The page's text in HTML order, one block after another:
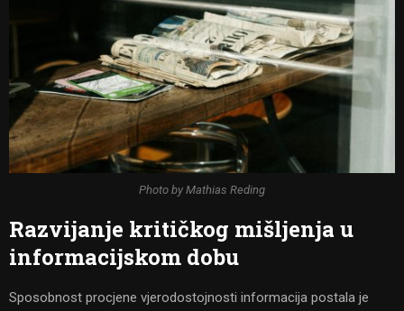
Photo by Mathias Reding
Razvijanje kritičkog mišljenja u
informacijskom dobu
Sposobnost procjene vjerodostojnosti informacija postala je